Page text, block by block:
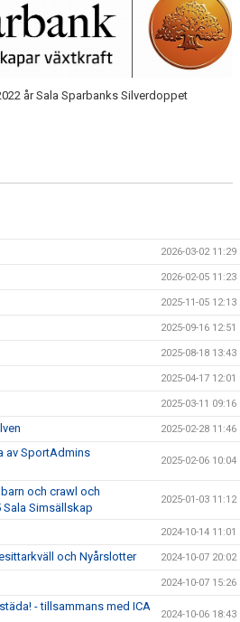
år Sala Sparbanks Silverdoppet
2026-03-02 11:29
2026-02-05 11:23
2025-11-05 12:13
2025-09-16 12:51
2025-08-18 13:43
2025-04-17 12:01
2025-03-11 09:16
2025-02-28 11:46
av SportAdmins
2025-02-06 10:04
och crawl och
Sala Simsällskap
2025-01-03 11:12
2024-10-14 11:01
och Nyårslotter 2024-10-07 20:02
2024-10-07 15:26
- tillsammans med ICA
2024-10-06 18:43